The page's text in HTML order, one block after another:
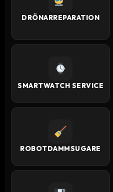
DRÖNARREPARATION
SMARTWATCH SERVICE
ROBOTDAMMSUGARE